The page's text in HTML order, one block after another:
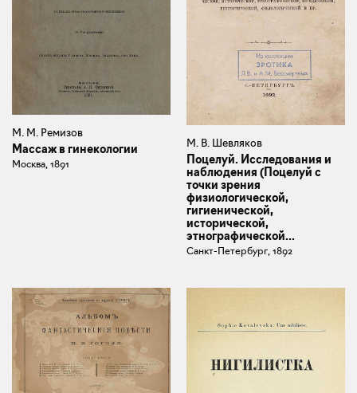
М. М. Ремизов
Массаж в гинекологии
Москва, 1891
М. В. Шевляков
Поцелуй. Исследования и
наблюдения (Поцелуй с
точки зрения
физиологической,
гигиенической,
исторической,
этнографической...
Санкт-Петербург, 1892